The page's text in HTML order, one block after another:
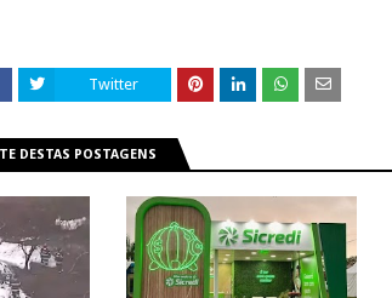
Twitter
DESTAS POSTAGENS